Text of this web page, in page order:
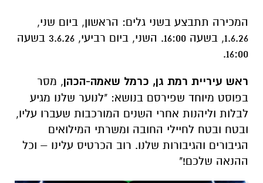
המכירה תתבצע בשני גלים: הראשון, ביום שני,
1.6.26, בשעה 16:00. השני, ביום רביעי, 3.6.26 בשעה
16:00.
ראש עיריית רמת גן, כרמל שאמה-הכהן, מסר
בפוסט מיוחד שפירסם בנושא: "לנוער שלנו מגיע
לבלות וליהנות אחרי השנים המורכבות שעברו עליו,
ובטח ובטח לחיילי החובה ומשרתי המילואים
הגיבורים והגיבורות שלנו. רוב הכרטיס עלינו – וכל
ההנאה שלכם!"